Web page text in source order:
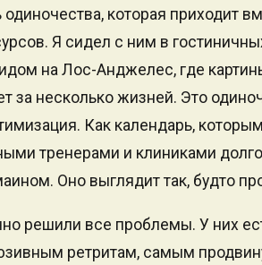
которая приходит
Я сидел с ним в
на Лос-Анджелес, где
за несколько жизней. Это
Как календарь,
тренерами и клиниками
Оно выглядит так, будто
решили все проблемы. У них
ретритам, самым